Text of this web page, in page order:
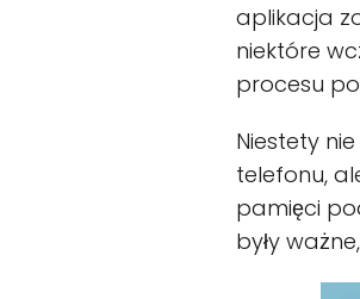
aplikacja
niektóre
procesu
Niestety
telefonu,
pamięci
były